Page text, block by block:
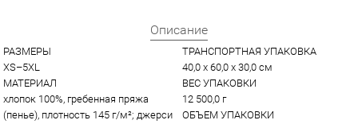
Описание
РАЗМЕРЫ
XS–5XL
МАТЕРИАЛ
хлопок 100%, гребенная пряжа
(пенье), плотность 145 г/м²; джерси
ТРАНСПОРТНАЯ УПАКОВКА
40,0 x 60,0 x 30,0 см
ВЕС УПАКОВКИ
12 500,0 г
ОБЪЕМ УПАКОВКИ